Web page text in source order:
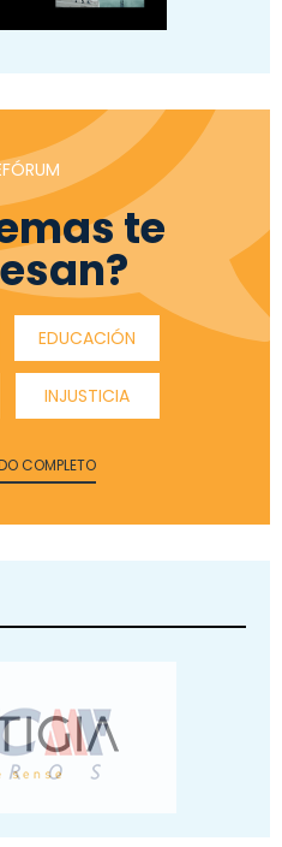
te
EDUCACIÓN
INJUSTICIA
COMPLETO